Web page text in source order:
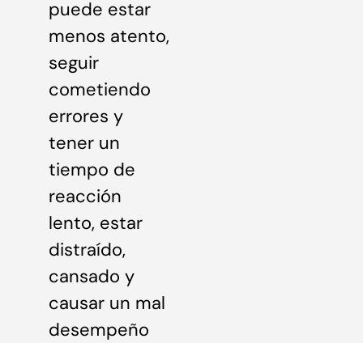
puede estar
menos atento,
seguir
cometiendo
errores y
tener un
tiempo de
reacción
lento, estar
distraído,
cansado y
causar un mal
desempeño